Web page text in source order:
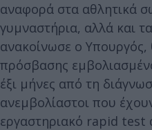
αναφορά στα αθλητικά
γυμναστήρια, αλλά και
ανακοίνωσε ο
πρόσβασης
έξι μήνες από τη
ανεμβολίαστοι που
εργαστηριακό rapid test